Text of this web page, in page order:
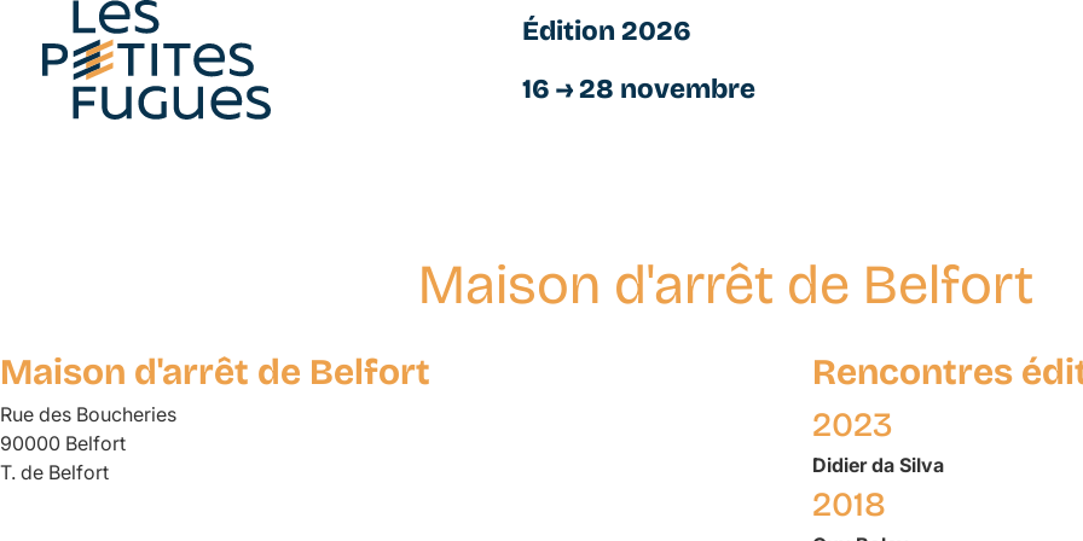
principal
Édition 2026
16 → 28 novembre
Maison d'arrêt de Belfort
Maison d'arrêt de Belfort
Rue des Boucheries
90000 Belfort
T. de Belfort
Rencontres
2023
Didierda Silva
2018